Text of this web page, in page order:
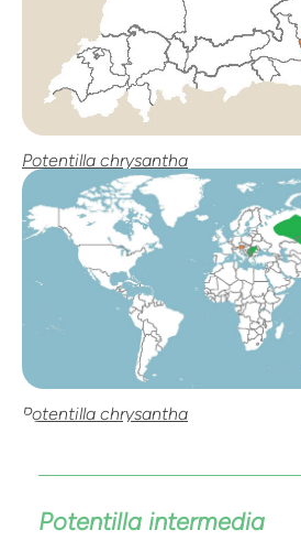
Potentilla chrysantha
Potentilla chrysantha
Potentilla intermedia